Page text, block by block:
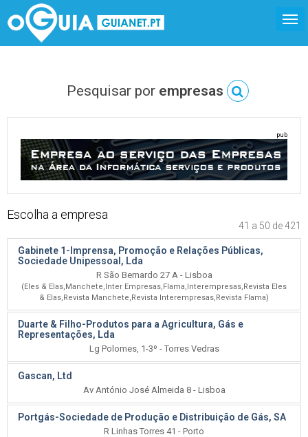
Pesquisar por empresas
pub
Escolha a empresa
41 a 50 de 421
Gabinete 1-Imprensa, Promoção e Relações Públicas,
Sociedade Unipessoal, Lda
R São Bernardo 27 A - Lisboa
(Eles & Elas,Manchete,Inter Empresas,Flama,Interempresas,Revista Eles
& Elas,Revista Manchete,Revista Interempresas,Revista Flama)
Duarte & Filho-Produtos para a Agricultura, Gás e
Representações, Lda
Lg Polomes, 1-3º - Torres Vedras
Gascan, Ltd
Av António José Almeida 8 - Lisboa
Portgás-Sociedade de Produção e Distribuição de Gás, SA
R Linhas Torres 41 - Porto